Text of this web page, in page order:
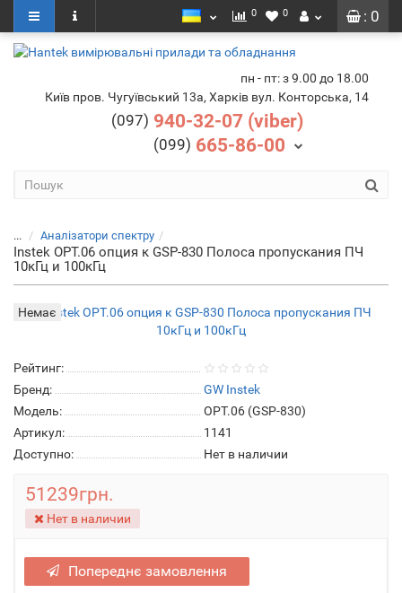
: 0
0 0
пн - пт: з 9.00 до 18.00
Київ пров. Чугуївський 13а, Харків вул. Конторська, 14
(097) 940-32-07 (viber)
(099) 665-86-00
... Аналізатори спектру
Instek OPT.06 опция к GSP-830 Полоса пропускания ПЧ
10кГц и 100кГц
Немає
Рейтинг:
Бренд:
GW Instek
Модель:
OPT.06 (GSP-830)
Артикул:
1141
Доступно:
Нет в наличии
51239грн.
Нет в наличии
Попереднє замовлення